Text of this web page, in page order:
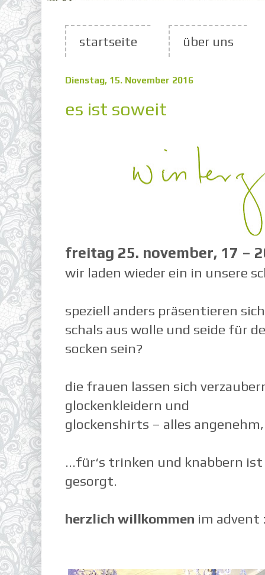
startseite über uns
Dienstag, 15. November 2016
es ist soweit
freitag 25. november, 17 –
wir laden wieder ein in unsere
speziell anders präsentieren
schals aus wolle und seide für
socken sein?
die frauen lassen sich
glockenkleidern und
glockenshirts – alles
...für‘s trinken und knabbern
gesorgt.
herzlich willkommen im advent